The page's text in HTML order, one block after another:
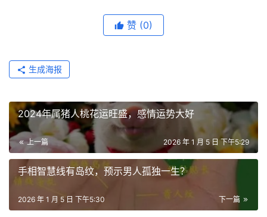
赞 (0)
生成海报
2024年属猪人桃花运旺盛，感情运势大好
上一篇 2026 年 1 月 5 日 下午5:29
手相智慧线有岛纹，预示男人孤独一生？
下一篇
2026 年 1 月 5 日 下午5:30